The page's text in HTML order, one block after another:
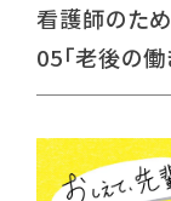
看護師のた
05「老後の働